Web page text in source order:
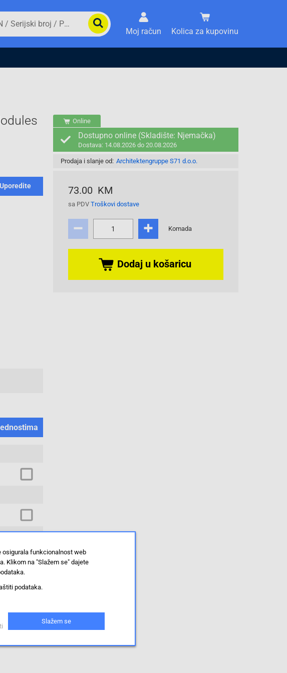
Moj račun Kolica za kupovinu
Online
Dostupno online (Skladište: Njemačka)
Dostava: 14.08.2026 do 20.08.2026
Prodaja i slanje od: Architektengruppe S71 d.o.o.
73.00 KM
sa PDV Troškovi dostave
Komada
Dodaj u košaricu
Uporedite
osigurala funkcionalnost web
Klikom na "Slažem se" dajete
podataka.
Slažem se